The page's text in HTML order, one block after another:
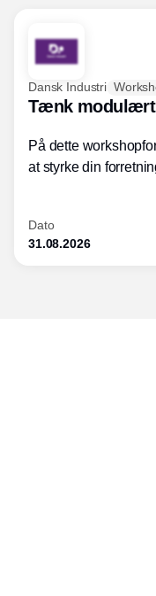
Dansk Industri
Tænk
På dette
at styrke din
Dato
31.08.2026